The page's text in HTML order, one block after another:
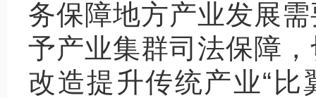
务保障地方产业发展
予产业集群司法保障
改造提升传统产业“比